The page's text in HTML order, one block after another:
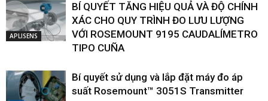
APLISENS
BÍ QUYẾT TĂNG HIỆU QUẢ VÀ ĐỘ CHÍNH
XÁC CHO QUY TRÌNH ĐO LƯU LƯỢNG
VỚI ROSEMOUNT 9195 CAUDALÍMETRO
TIPO CUÑA
Bí quyết sử dụng và lắp đặt máy đo áp
suất Rosemount™ 3051S Transmitter